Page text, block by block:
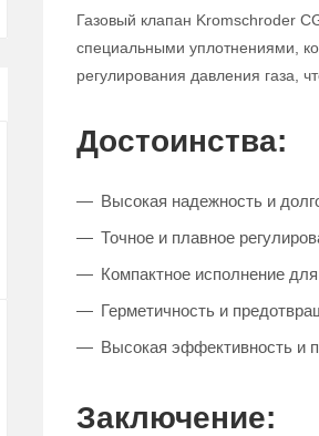
Газовый клапан Kromschroder
специальными уплотнениями,
регулирования давления газа,
Достоинства:
Высокая надежность и
Точное и плавное
Компактное исполнение
Герметичность и
Высокая эффективность и
Заключение: